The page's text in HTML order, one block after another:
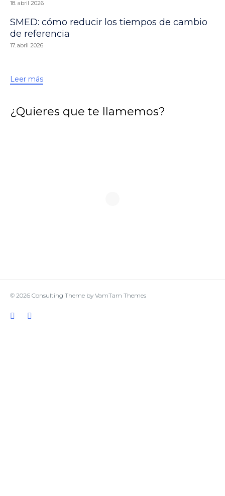
18. abril 2026
SMED: cómo reducir los tiempos de cambio
de referencia
17. abril 2026
Leer más
¿Quieres que te llamemos?
© 2026 Consulting Theme by VamTam Themes